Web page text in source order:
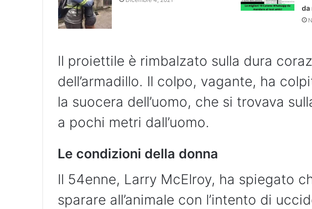
da
Il proiettile è rimbalzato sulla dura
dell’armadillo. Il colpo, vagante, ha
la suocera dell’uomo, che si trovava
a pochi metri dall’uomo.
Le condizioni della donna
Il 54enne, Larry McElroy, ha spiegato
sparare all’animale con l’intento di